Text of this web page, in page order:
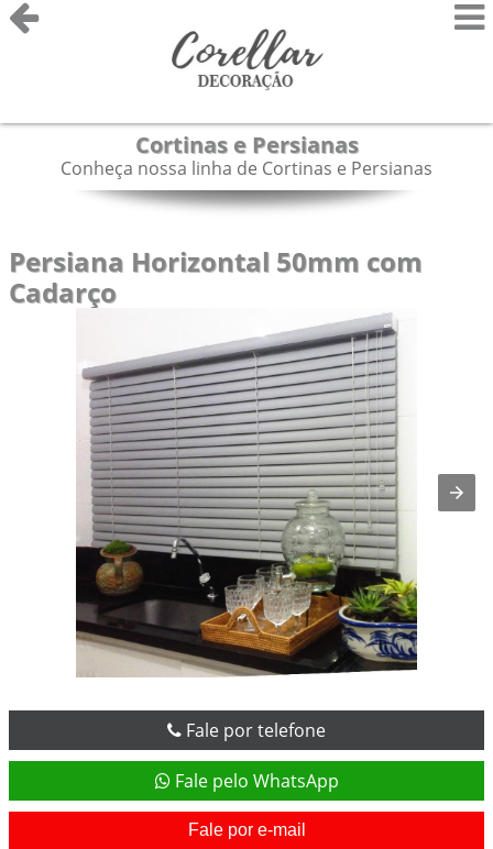
Cortinas e Persianas
Conheça nossa linha de Cortinas e Persianas
Persiana Horizontal 50mm com
Cadarço
Fale por telefone
Fale pelo WhatsApp
Fale por e-mail